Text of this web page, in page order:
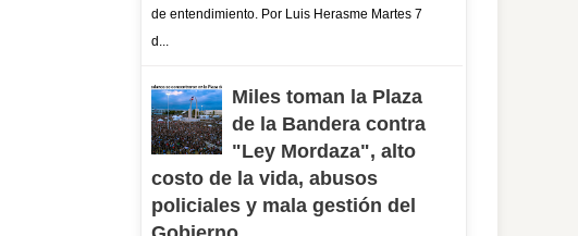
de entendimiento. Por Luis Herasme Martes 7
d...
Miles toman la Plaza
de la Bandera contra
"Ley Mordaza", alto
costo de la vida, abusos
policiales y mala gestión del